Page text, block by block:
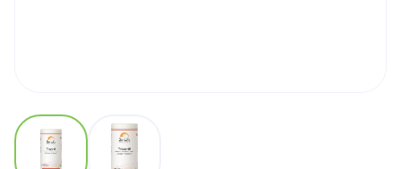
View larger imageView larger image